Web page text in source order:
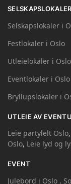
SELSKAPSLOKALER
Selskapslokaler i
Festlokaler i Oslo
Utleielokaler i Oslo
Eventlokaler i Oslo
Bryllupslokaler i
UTLEIE AV
Leie partylelt Oslo,
Oslo, Leie lyd og
EVENT
Julebord i Oslo ,